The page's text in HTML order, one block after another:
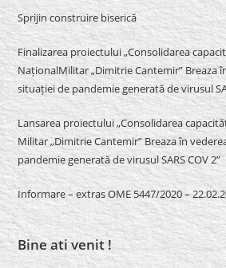
Sprijin construire biserică
Finalizarea proiectului „Consolidarea
NaționalMilitar „Dimitrie Cantemir” Breaza
situației de pandemie generată de virusul
Lansarea proiectului „Consolidarea
Militar „Dimitrie Cantemir” Breaza în
pandemie generată de virusul SARS COV 2”
Informare – extras OME 5447/2020 –
Bine ati venit !